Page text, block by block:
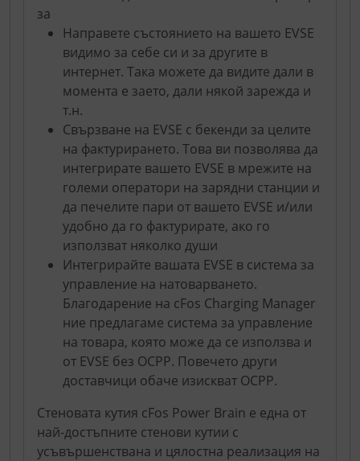
за
Направете състоянието на вашето EVSE
видимо за себе си и за другите в
интернет. Така можете да видите дали в
момента е заето, дали някой зарежда и
т.н.
Свързване на EVSE с бекенди за целите
на фактурирането. Това ви позволява да
интегрирате вашето EVSE в мрежите на
големи оператори на зарядни станции и
да печелите пари от вашето EVSE и/или
удобно да го фактурирате, ако го
използват няколко души
Интегрирайте вашата EVSE в система за
управление на натоварването.
Благодарение на cFos Charging Manager
ние предлагаме система за управление
на товара, която може да се използва и
от EVSE без OCPP. Повечето други
доставчици обаче изискват OCPP.
Стеновата кутия cFos Power Brain е една от
най-достъпните стенови кутии с
усъвършенствана и цялостна реализация на